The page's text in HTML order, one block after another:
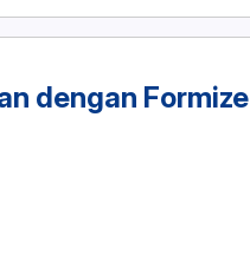
dengan Formize